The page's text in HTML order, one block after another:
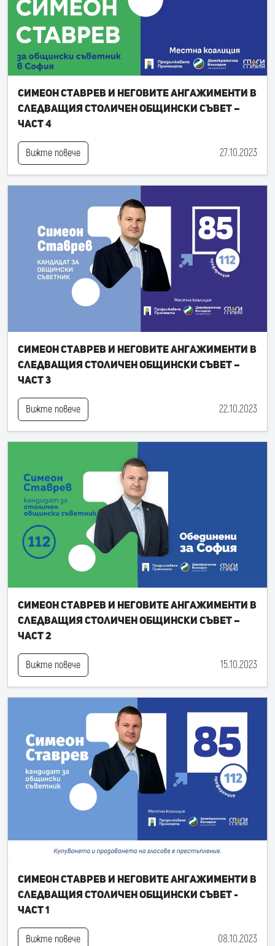
Симеон Ставрев и неговите ангажименти в
следващия Столичен общински съвет –
част 4
Вижте повече 27.10.2023
Симеон Ставрев и неговите ангажименти в
следващия Столичен общински съвет –
част 3
Вижте повече 22.10.2023
Симеон Ставрев и неговите ангажименти в
следващия Столичен общински съвет –
част 2
Вижте повече 15.10.2023
Симеон Ставрев и неговите ангажименти в
следващия Столичен общински съвет -
част 1
Вижте повече 08.10.2023